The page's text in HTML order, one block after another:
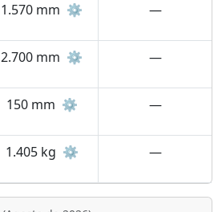
1.570 mm ⚙️ —
2.700 mm ⚙️ —
150 mm ⚙️ —
1.405 kg ⚙️ —